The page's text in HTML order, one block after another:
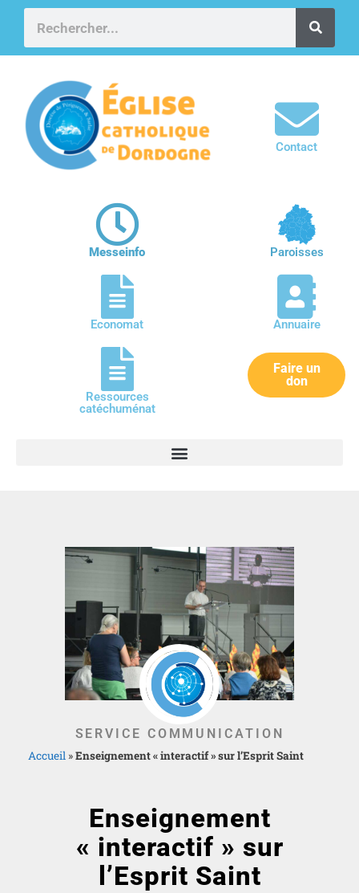
Contact
Messeinfo Paroisses
Economat Annuaire
Ressources
catéchuménat
Faire un
don
SERVICE COMMUNICATION
Accueil »Enseignement « interactif » sur l’Esprit Saint
Enseignement
« interactif » sur
l’Esprit Saint